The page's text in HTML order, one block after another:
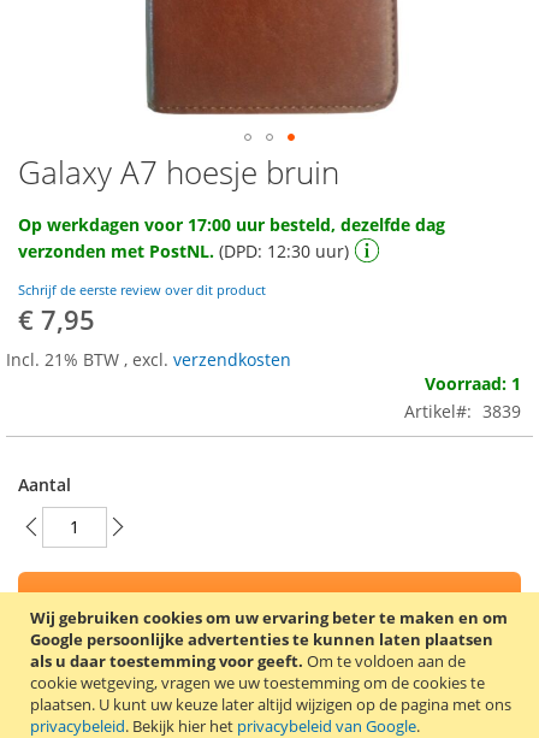
Wij gebruiken cookies om uw ervaring beter te maken en om
Google persoonlijke advertenties te kunnen laten plaatsen
als u daar toestemming voor geeft. Om te voldoen aan de
cookie wetgeving, vragen we uw toestemming om de cookies te
plaatsen. U kunt uw keuze later altijd wijzigen op de pagina met ons
privacybeleid. Bekijk hier het privacybeleid van Google.
Ga
naar
het
begin
van
de
afbeeldingen-
gallerij
Galaxy A7 hoesje bruin
Op werkdagen voor 17:00 uur besteld, dezelfde dag
verzonden met PostNL. (DPD: 12:30 uur)
Schrijf de eerste review over dit product
€ 7,95
Incl. 21% BTW , excl. verzendkosten
Voorraad: 1
Artikel
3839
Aantal
In Winkelwagen
VOEG TOE AAN VERLANGLIJST